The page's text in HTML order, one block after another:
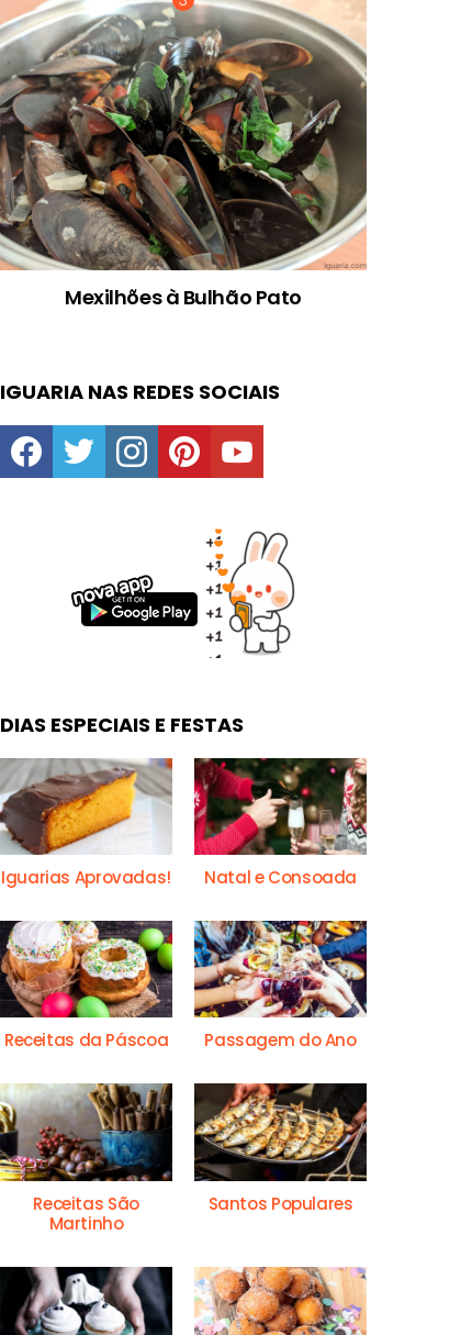
Mexilhões à Bulhão Pato
IGUARIA NAS REDES SOCIAIS
facebooktwitter instagrampinterestyoutube
DIAS ESPECIAIS E FESTAS
Iguarias Aprovadas! Natal e Consoada
Receitas da Páscoa Passagem do Ano
Receitas São
Martinho
Santos Populares